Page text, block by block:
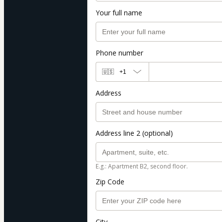
Your full name
Phone number
🇺🇸 +1
Address
Address line 2 (optional)
E.g.: Apartment B2, second floor.
Zip Code